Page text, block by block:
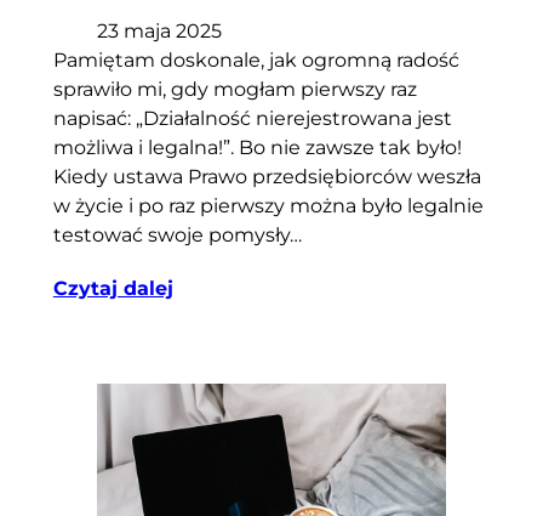
23 maja 2025
Pamiętam doskonale, jak ogromną radość
sprawiło mi, gdy mogłam pierwszy raz
napisać: „Działalność nierejestrowana jest
możliwa i legalna!”. Bo nie zawsze tak było!
Kiedy ustawa Prawo przedsiębiorców weszła
w życie i po raz pierwszy można było legalnie
testować swoje pomysły…
Czytaj dalej